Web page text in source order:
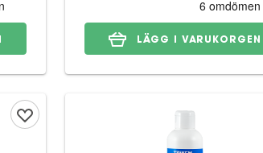
LÄGG I VARUKORGEN